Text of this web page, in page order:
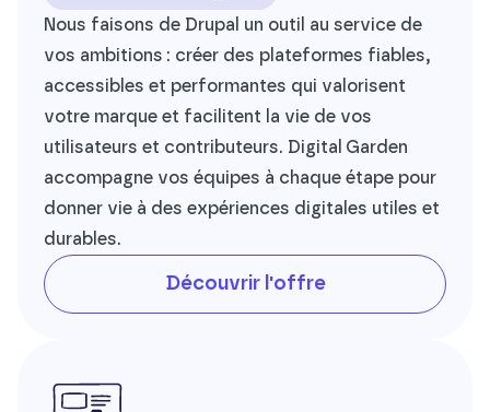
Nous faisons de Drupal un outil au service de
vos ambitions : créer des plateformes fiables,
accessibles et performantes qui valorisent
votre marque et facilitent la vie de vos
utilisateurs et contributeurs. Digital Garden
accompagne vos équipes à chaque étape pour
donner vie à des expériences digitales utiles et
durables.
Découvrir l'offre